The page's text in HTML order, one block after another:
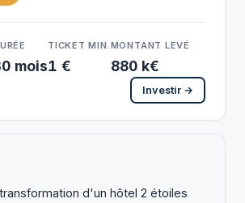
mois
TICKET MIN.
1 €
MONTANT LEVÉ
880 k€
Investir →
d'un hôtel 2 étoiles